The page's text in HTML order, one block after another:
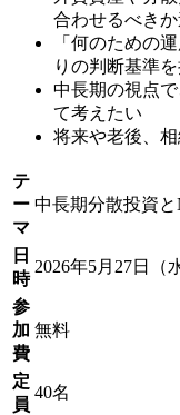
合わせるべき
「何のための
りの判断基準
中長期の視点
て考えたい
将来や老後、
テ
ー
マ
中長期分散投資
日
時
2026年5月27日（
参
加
費
無料
定
員
40名